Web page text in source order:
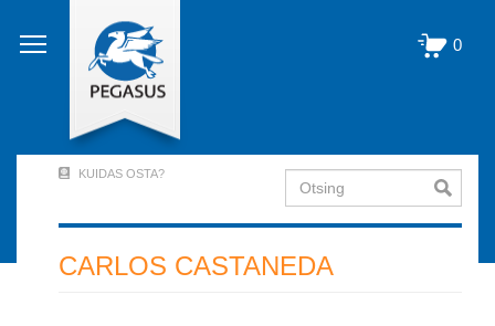
edasi
põhisisu
0
Account
Menu
KUIDAS OSTA? Otsing
CARLOS CASTANEDA